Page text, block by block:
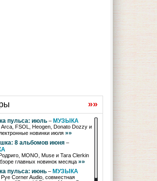
»»
пульса: июль – МУЗЫКА
Arca, FSOL, Heogen, Donato Dozzy и
новинки июля »»
8 альбомов июня –
MONO, Muse и Tara Clerkin
главных новинок месяца »»
пульса: июнь – МУЗЫКА
Pye Corner Audio, совместная